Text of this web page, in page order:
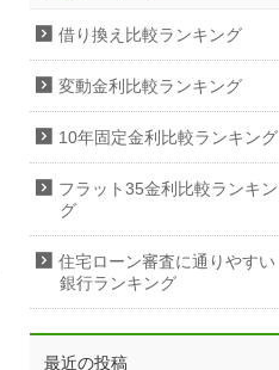
借り換え比較ランキング
変動金利比較ランキング
10年固定金利比較ランキング
フラット35金利比較ランキン
グ
住宅ローン審査に通りやすい
銀行ランキング
最近の投稿